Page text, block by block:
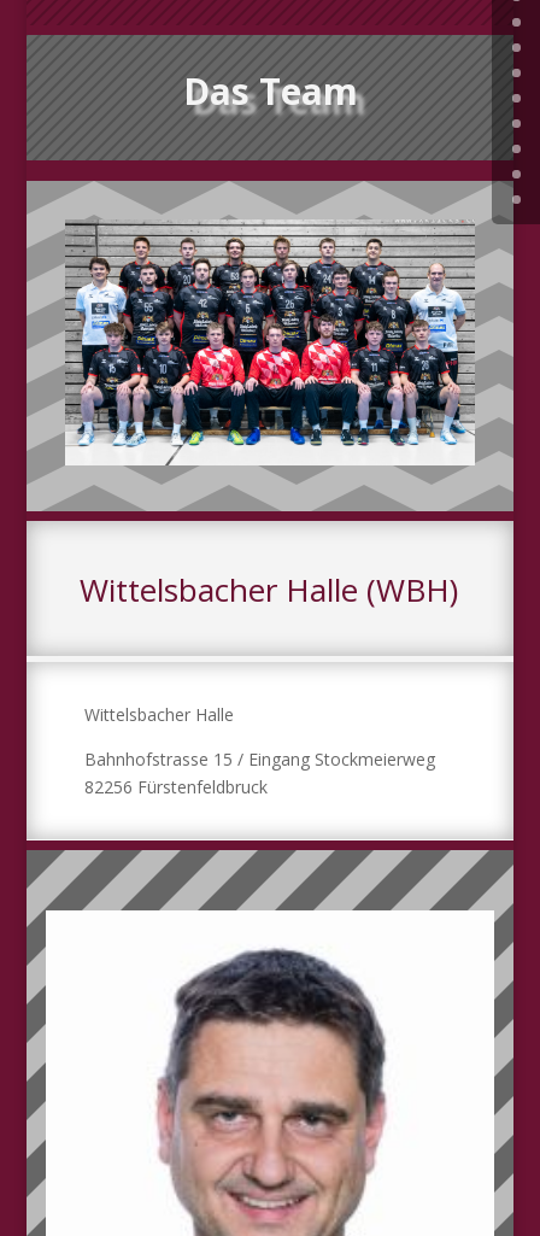
Das Team
Wittelsbacher Halle (WBH)
Wittelsbacher Halle
Bahnhofstrasse 15 / Eingang Stockmeierweg
82256 Fürstenfeldbruck